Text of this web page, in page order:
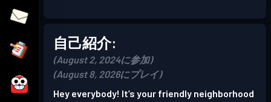
自己紹介:
(August 2, 2024に参加)
(August 8, 2026にプレイ)
Hey everybody! It’s your friendly neighborhood